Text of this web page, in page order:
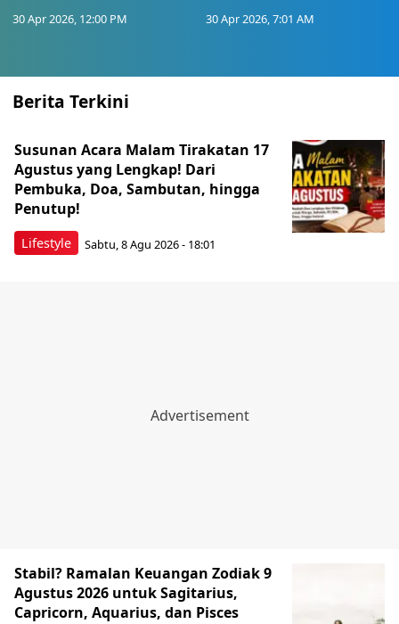
30 Apr 2026, 12:00 PM 30 Apr 2026, 7:01 AM
Berita Terkini
Lifestyle
Susunan Acara Malam Tirakatan 17
Agustus yang Lengkap! Dari
Pembuka, Doa, Sambutan, hingga
Penutup!
Sabtu, 8 Agu 2026 - 18:01
Stabil? Ramalan Keuangan Zodiak 9
Agustus 2026 untuk Sagitarius,
Capricorn, Aquarius, dan Pisces